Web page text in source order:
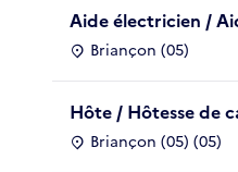
Aide électricien /
Briançon (05)
Hôte / Hôtesse de
Briançon (05) (05)